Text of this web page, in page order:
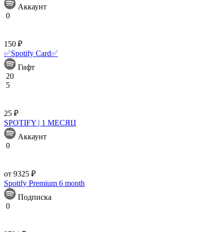
Аккаунт
0
150 ₽
✅Spotify Card✅
Гифт
20
5
25 ₽
SPOTIFY | 1 МЕСЯЦ
Аккаунт
0
от 9325 ₽
Spotify Premium 6 month
Подписка
0